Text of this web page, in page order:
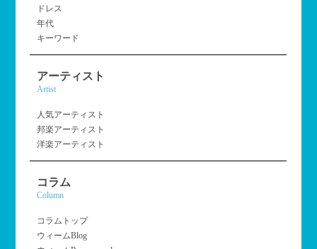
ドレス
年代
キーワード
アーティスト
Artist
人気アーティスト
邦楽アーティスト
洋楽アーティスト
コラム
Column
コラムトップ
ウィームBlog